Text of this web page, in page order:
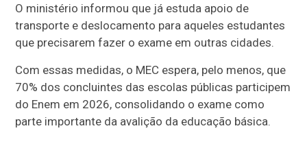
O ministério informou que já estuda apoio de
transporte e deslocamento para aqueles estudantes
que precisarem fazer o exame em outras cidades.
Com essas medidas, o MEC espera, pelo menos, que
70% dos concluintes das escolas públicas participem
do Enem em 2026, consolidando o exame como
parte importante da avalição da educação básica.